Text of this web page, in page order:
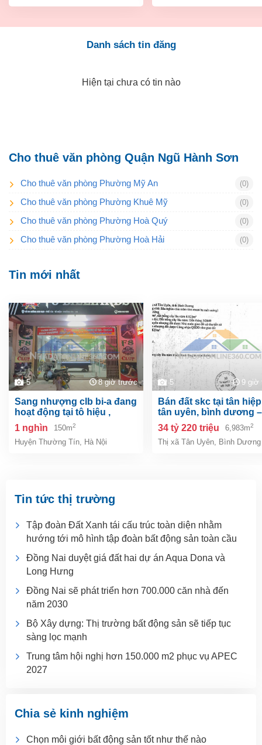
Danh sách tin đăng
Hiện tại chưa có tin nào
Cho thuê văn phòng Quận Ngũ Hành Sơn
Cho thuê văn phòng Phường Mỹ An (0)
Cho thuê văn phòng Phường Khuê Mỹ (0)
Cho thuê văn phòng Phường Hoà Quý (0)
Cho thuê văn phòng Phường Hoà Hải (0)
Tin mới nhất
5 8 giờ trước
sang nhượng clb bi-a đang
hoạt động tại tô hiệu ,
thường tín, hà nội
1 nghìn 150m2
Huyện Thường Tín, Hà Nội
5 9 giờ
bán đất skc tại tân hiệp, tp.
tân uyên, bình dương –
6.983m²
34 tỷ 220 triệu 6,983m2
Thị xã Tân Uyên, Bình Dương
Tin tức thị trường
Tập đoàn Đất Xanh tái cấu trúc toàn diện nhằm
hướng tới mô hình tập đoàn bất động sản toàn cầu
Đồng Nai duyệt giá đất hai dự án Aqua Dona và
Long Hưng
Đồng Nai sẽ phát triển hơn 700.000 căn nhà đến
năm 2030
Bộ Xây dựng: Thị trường bất động sản sẽ tiếp tục
sàng lọc mạnh
Trung tâm hội nghị hơn 150.000 m2 phục vụ APEC
2027
Chia sẻ kinh nghiệm
Chọn môi giới bất động sản tốt như thế nào